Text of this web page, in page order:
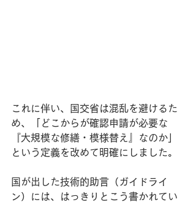
これに伴い、国交省は混乱を避けるた
め、「どこからが確認申請が必要な
『大規模な修繕・模様替え』なのか」
という定義を改めて明確にしました。
国が出した技術的助言（ガイドライ
ン）には、はっきりとこう書かれてい